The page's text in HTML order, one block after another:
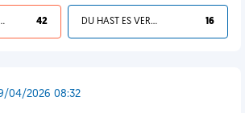
LEBEN IST SCHEISSE 42 DU HAST ES VERDIENT 16
04/2026 08:32